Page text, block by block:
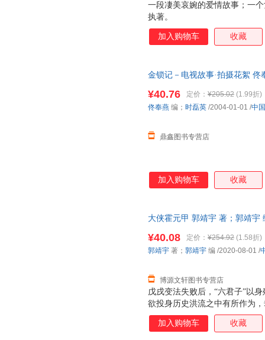
一段凄美哀婉的爱情故事；一
执著。
加入购物车 收藏
金锁记－电视故事·拍摄花絮
¥40.76 定价： ¥205.02 (1.99折)
鼎鑫图书专营店
佟奉燕 编； 时磊英 /2004-01-01 /中
加入购物车 收藏
大侠霍元甲 郭靖宇 著；郭靖宇
戊戌变法失败后，“六君子”以
欲投身历史洪流之中有所作为
刀王五为御外辱，玉碎成仁。
五留存全尸，却给霍家引来大
¥40.08 定价： ¥254.92 (1.58折)
博源文轩图书专营店
郭靖宇 著； 郭靖宇 编 /2020-08-01 /
加入购物车 收藏